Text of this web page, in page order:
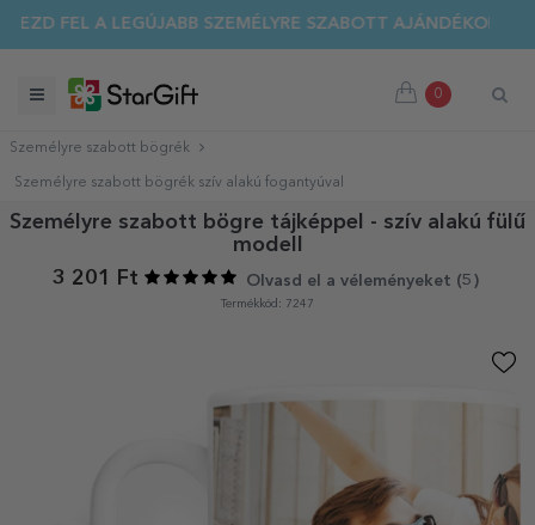
FEL A LEGÚJABB SZEMÉLYRE SZABOTT AJÁNDÉKOKAT!
0
Személyre szabott bögrék
Személyre szabott bögrék szív alakú fogantyúval
Személyre szabott bögre tájképpel - szív alakú fülű
modell
3 201 Ft
Olvasd el a véleményeket (5 )
Termékkód: 7247